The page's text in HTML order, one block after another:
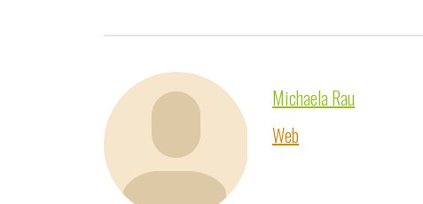
Michaela Rau
Web